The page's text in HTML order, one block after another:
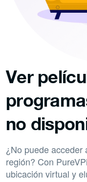
Ver
no
¿No puede acceder
región? Con
ubicación virtual y